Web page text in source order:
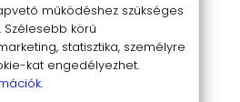
szűkítő fej levegőhöz
működéshez szükséges
körű
statisztika, személyre
kat engedélyezhet.